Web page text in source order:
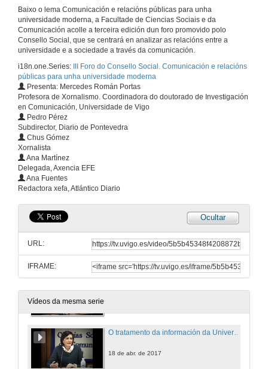
Baixo o lema Comunicación e relacións públicas para unha
universidade moderna, a Facultade de Ciencias Sociais e da
Comunicación acolle a terceira edición dun foro promovido polo
Consello Social, que se centrará en analizar as relacións entre a
universidade e a sociedade a través da comunicación.
i18n.one.Series:
III Foro do Consello Social. Comunicación e relacións
públicas para unha universidade moderna
Presenta: Mercedes Román Portas
Profesora de Xornalismo. Coordinadora do doutorado de Investigación
en Comunicación, Universidade de Vigo
Pedro Pérez
Subdirector, Diario de Pontevedra
Chus Gómez
Xornalista
Ana Martínez
Delegada, Axencia EFE
Ana Fuentes
Redactora xefa, Atlántico Diario
Ocultar
URL:
IFRAME:
Vídeos da mesma serie
11 de maio de 2017
A evolución da imaxe simbólica da Universidade de Vigo. Do logotipo á logomarca. As propostas do profesor Pardo de Guevara do Instituto de Estudos Galogos Padre Sarmiento
18 de abr. de 2017
A comunicación na UVigo: Unha experiencia de diálogo continuo nunha sociedade global
18 de abr. de 2017